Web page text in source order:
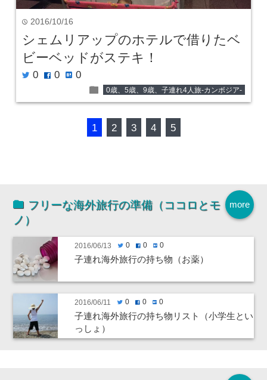
time 2016/10/16
シェムリアップのホテルで借りたベ
ビーベッドがステキ！
twitter 0 facebook 0 hatenabookmark 0
folder 0歳、5歳、9歳、子連れ4人旅-カンボジア-
1 2 3 4 5
more
フリーな海外旅行の準備（ココロとモ
ノ）
2016/06/13 twitter0 facebook0 hatenabookmark0
子連れ海外旅行の持ち物（お薬）
2016/06/11 twitter0 facebook0 hatenabookmark0
子連れ海外旅行の持ち物リスト（小学生とい
っしょ）